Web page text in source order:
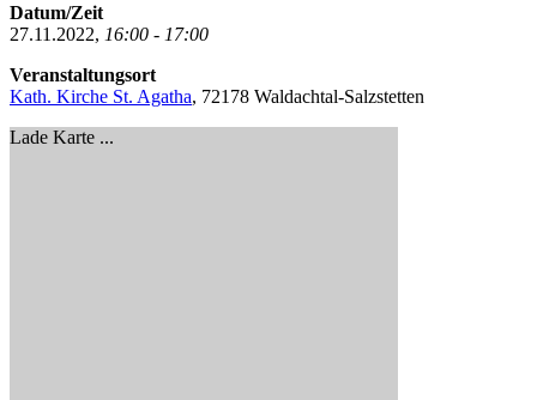
Datum/Zeit
27.11.2022, 16:00 - 17:00
Veranstaltungsort
Kath. Kirche St. Agatha, 72178 Waldachtal-Salzstetten
Lade Karte ...